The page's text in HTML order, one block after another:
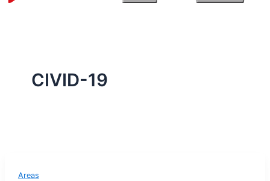
CIVID-19
Areas